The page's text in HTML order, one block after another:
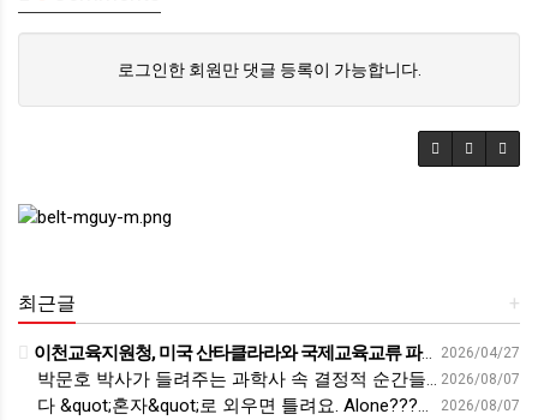
로그인한 회원만 댓글 등록이 가능합니다.
+
최근글
2026/04/27
이천교육지원청, 미국 산타클라라와 국제교육교류 파트너십 회의 개최:경인투데이뉴스 - 경인투데이뉴스
2026/08/07
박문호 박사가 들려주는 과학사 속 결정적 순간들! 직관을 뛰어넘는 과학적 통찰 : 생각하는 청소년을 위한 과학 시리즈 1부(feat.박문호 박사)
2026/08/07
다 &quot;혼자&quot;로 외우면 틀려요. Alone????By myself????On my own